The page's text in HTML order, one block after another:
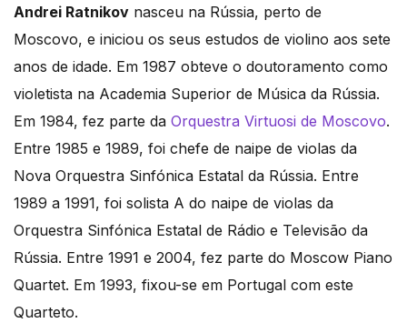
Andrei Ratnikov nasceu na Rússia, perto de
Moscovo, e iniciou os seus estudos de violino aos sete
anos de idade. Em 1987 obteve o doutoramento como
violetista na Academia Superior de Música da Rússia.
Em 1984, fez parte da Orquestra Virtuosi de Moscovo.
Entre 1985 e 1989, foi chefe de naipe de violas da
Nova Orquestra Sinfónica Estatal da Rússia. Entre
1989 a 1991, foi solista A do naipe de violas da
Orquestra Sinfónica Estatal de Rádio e Televisão da
Rússia. Entre 1991 e 2004, fez parte do Moscow Piano
Quartet. Em 1993, fixou-se em Portugal com este
Quarteto.